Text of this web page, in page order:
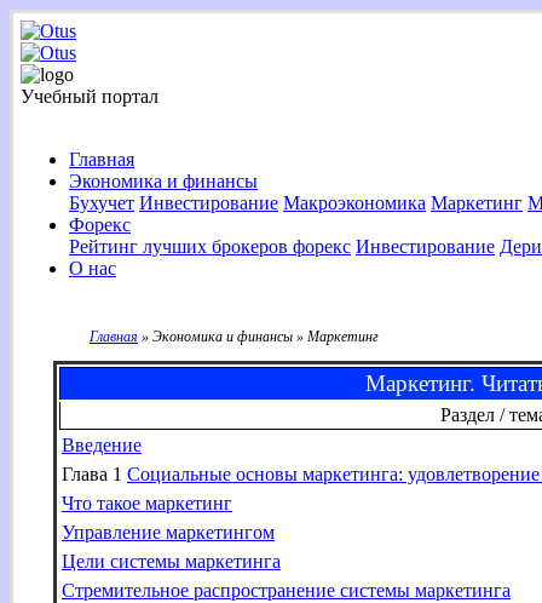
Учебный портал
Главная
Экономика и финансы
Бухучет Инвестирование Макроэкономика Маркетинг
Форекс
Рейтинг лучших брокеров форекс Инвестирование
О нас
Главная » Экономика и финансы » Маркетинг
Маркетинг.
Раздел /
Введение
Глава 1 Социальные основы маркетинга:
Что такое маркетинг
Управление маркетингом
Цели системы маркетинга
Стремительное распространение системы маркетинга